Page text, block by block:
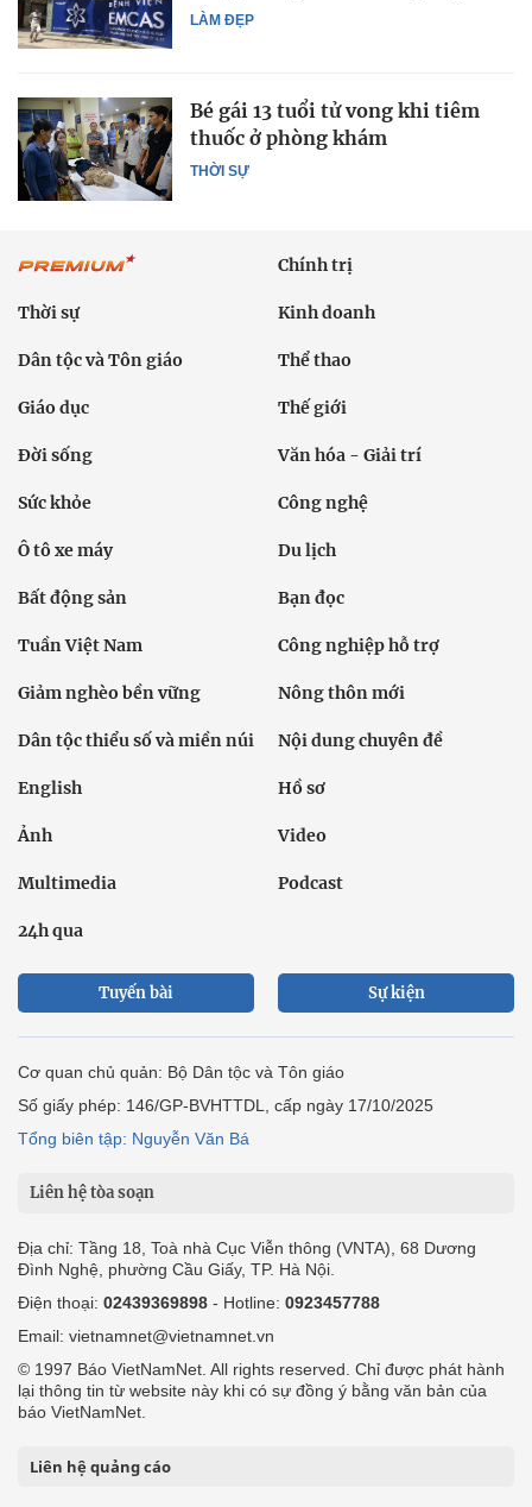
LÀM ĐẸP
THỜI SỰ
Bé gái 13 tuổi tử vong khi tiêm
thuốc ở phòng khám
Chính trị
Thời sự Kinh doanh
Dân tộc và Tôn giáo Thể thao
Giáo dục Thế giới
Đời sống Văn hóa - Giải trí
Sức khỏe Công nghệ
Ô tô xe máy Du lịch
Bất động sản Bạn đọc
Tuần Việt Nam Công nghiệp hỗ trợ
Giảm nghèo bền vững Nông thôn mới
Dân tộc thiểu số và miền núi Nội dung chuyên đề
English Hồ sơ
Ảnh Video
Multimedia Podcast
24h qua
Tuyến bài Sự kiện
Cơ quan chủ quản: Bộ Dân tộc và Tôn giáo
Số giấy phép: 146/GP-BVHTTDL, cấp ngày 17/10/2025
Tổng biên tập: Nguyễn Văn Bá
Liên hệ tòa soạn
Địa chỉ: Tầng 18, Toà nhà Cục Viễn thông (VNTA), 68 Dương
Đình Nghệ, phường Cầu Giấy, TP. Hà Nội.
Điện thoại: 02439369898 - Hotline: 0923457788
Email: vietnamnet@vietnamnet.vn
© 1997 Báo VietNamNet. All rights reserved. Chỉ được phát hành
lại thông tin từ website này khi có sự đồng ý bằng văn bản của
báo VietNamNet.
Liên hệ quảng cáo